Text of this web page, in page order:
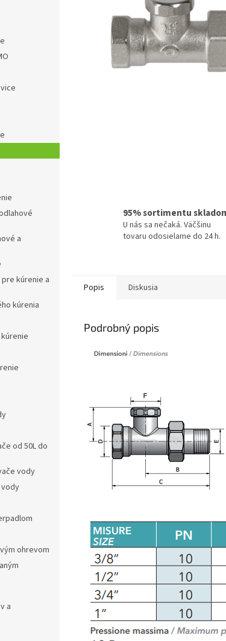
a
pre kúrenie a
kúrenia
od 50L do
vody
ohrevom
a
95% sortimentu
U nás sa nečaká. Väčšinu
tovaru odosielame do 24 h.
Popis Diskusia
Podrobný popis